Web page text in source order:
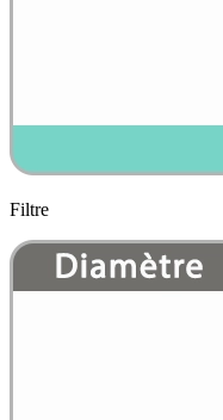
Filtre